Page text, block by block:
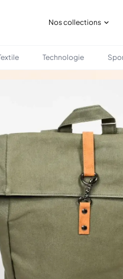
Nos collections
Technologie
SAC ECOBAG PILATUS